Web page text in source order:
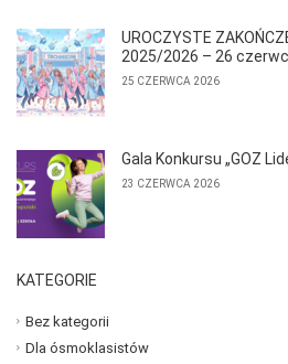
UROCZYSTE
2025/2026 – 26
25 CZERWCA 2026
Gala Konkursu „GOZ
23 CZERWCA 2026
KATEGORIE
Bez kategorii
Dla ósmoklasistów